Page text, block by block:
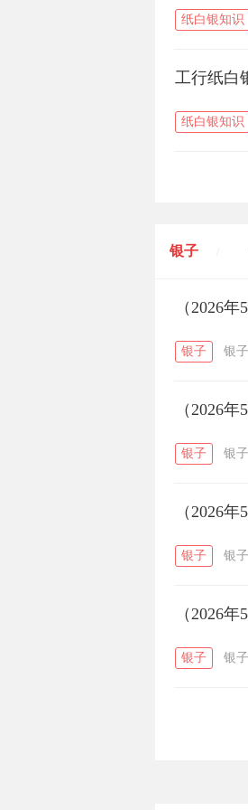
纸白银知识
工行纸白
纸白银知识
银子
开国纪念币
菜百
六福 /
（2026
银子 银子
（2026
银子 银子
（2026
银子 银子
（2026
银子 银子